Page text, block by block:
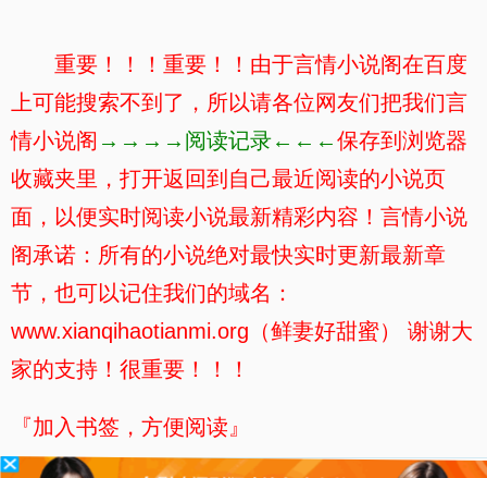
重要！！！重要！！由于言情小说阁在百度
上可能搜索不到了，所以请各位网友们把我们言
情小说阁 →→→→阅读记录←←←保存到浏览器
收藏夹里，打开返回到自己最近阅读的小说页
面，以便实时阅读小说最新精彩内容！言情小说
阁承诺：所有的小说绝对最快实时更新最新章
节，也可以记住我们的域名：
www.xianqihaotianmi.org（鲜妻好甜蜜） 谢谢大
家的支持！很重要！！！
『加入书签，方便阅读』